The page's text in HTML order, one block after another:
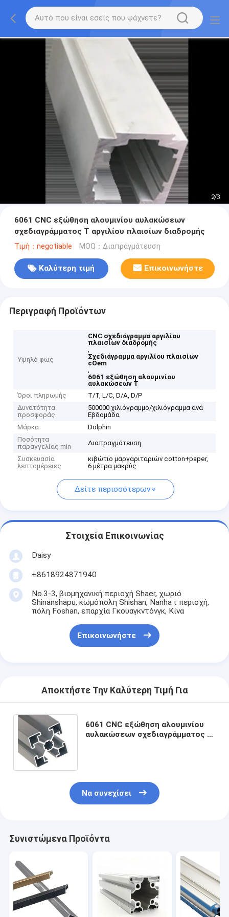
2/3
6061 CNC εξώθηση αλουμινίου αυλακώσεων
σχεδιαγράμματος Τ αργιλίου πλαισίων διαδρομής
Τιμή：negotiable MOQ：Διαπραγμάτευση
Καλύτερη τιμή Επικοινωνήστε
Περιγραφή Προϊόντων
Υψηλό φως
CNC σχεδιάγραμμα αργιλίου
πλαισίων διαδρομής
,
Σχεδιάγραμμα αργιλίου πλαισίων
cOem
,
6061 εξώθηση αλουμινίου
αυλακώσεων Τ
Όροι πληρωμής
T/T, L/C, D/A, D/P
Δυνατότητα
προσφοράς
500000 χιλιόγραμμο/χιλιόγραμμα ανά
Εβδομάδα
Μάρκα
Dolphin
Ποσότητα
παραγγελίας min
Διαπραγμάτευση
Συσκευασία
λεπτομέρειες
κιβώτιο μαργαριταριών cotton+paper,
6 μέτρα μακρύς
Δείτε περισσότερων
Στοιχεία Επικοινωνίας
Daisy
+8618924871940
No.3-3, βιομηχανική περιοχή Shaer, χωριό
Shinanshapu, κωμόπολη Shishan, Nanha ι περιοχή,
πόλη Foshan, επαρχία Γκουαγκντόνγκ, Κίνα
Επικοινωνήστε
Αποκτήστε Την Καλύτερη Τιμή Για
6061 CNC εξώθηση αλουμινίου
αυλακώσεων σχεδιαγράμματος Τ
Να συνεχίσει
Συνιστώμενα Προϊόντα